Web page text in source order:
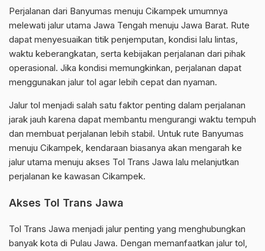
Perjalanan dari Banyumas menuju Cikampek umumnya
melewati jalur utama Jawa Tengah menuju Jawa Barat. Rute
dapat menyesuaikan titik penjemputan, kondisi lalu lintas,
waktu keberangkatan, serta kebijakan perjalanan dari pihak
operasional. Jika kondisi memungkinkan, perjalanan dapat
menggunakan jalur tol agar lebih cepat dan nyaman.
Jalur tol menjadi salah satu faktor penting dalam perjalanan
jarak jauh karena dapat membantu mengurangi waktu tempuh
dan membuat perjalanan lebih stabil. Untuk rute Banyumas
menuju Cikampek, kendaraan biasanya akan mengarah ke
jalur utama menuju akses Tol Trans Jawa lalu melanjutkan
perjalanan ke kawasan Cikampek.
Akses Tol Trans Jawa
Tol Trans Jawa menjadi jalur penting yang menghubungkan
banyak kota di Pulau Jawa. Dengan memanfaatkan jalur tol,